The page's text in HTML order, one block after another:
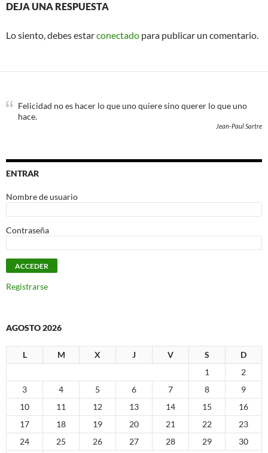
DEJA UNA RESPUESTA
Lo siento, debes estarconectado para publicar un comentario.
Felicidad no es hacer lo que uno quiere sino querer lo que uno
hace.
Jean-Paul Sartre
ENTRAR
Nombre de usuario
Contraseña
Registrarse
AGOSTO 2026
L M X J V S
D
1
2
3
4 5 6 7 8
9
10
11 12 13 14 15
16
17
18 19 20 21 22
23
24
25 26 27 28 29
30